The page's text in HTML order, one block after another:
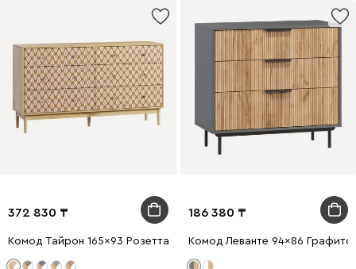
372 830
Комод Тайрон 165x93 Розетта
186 380
Комод Леванте 94x86